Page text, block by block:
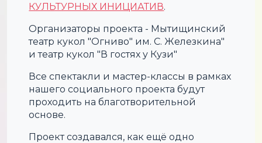
КУЛЬТУРНЫХ ИНИЦИАТИВ.
Организаторы проекта - Мытищинский
театр кукол "Огниво" им. С. Железкина"
и театр кукол "В гостях у Кузи"
Все спектакли и мастер-классы в рамках
нашего социального проекта будут
проходить на благотворительной
основе.
Проект создавался, как ещё одно